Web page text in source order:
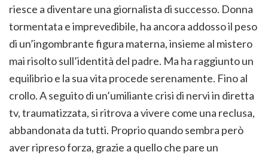
riesce a diventare una giornalista di successo. Donna
tormentata e imprevedibile, ha ancora addosso il peso
di un’ingombrante figura materna, insieme al mistero
mai risolto sull’identità del padre. Ma ha raggiunto un
equilibrio e la sua vita procede serenamente. Fino al
crollo. A seguito di un’umiliante crisi di nervi in diretta
tv, traumatizzata, si ritrova a vivere come una reclusa,
abbandonata da tutti. Proprio quando sembra però
aver ripreso forza, grazie a quello che pare un